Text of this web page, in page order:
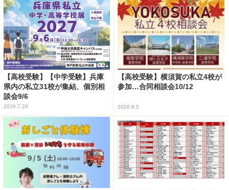
【高校受験】【中学受験】兵庫
県内の私立31校が集結、個別相
談会9/6
2026.7.28
【高校受験】横須賀の私立4校が
参加…合同相談会10/12
2026.8.5